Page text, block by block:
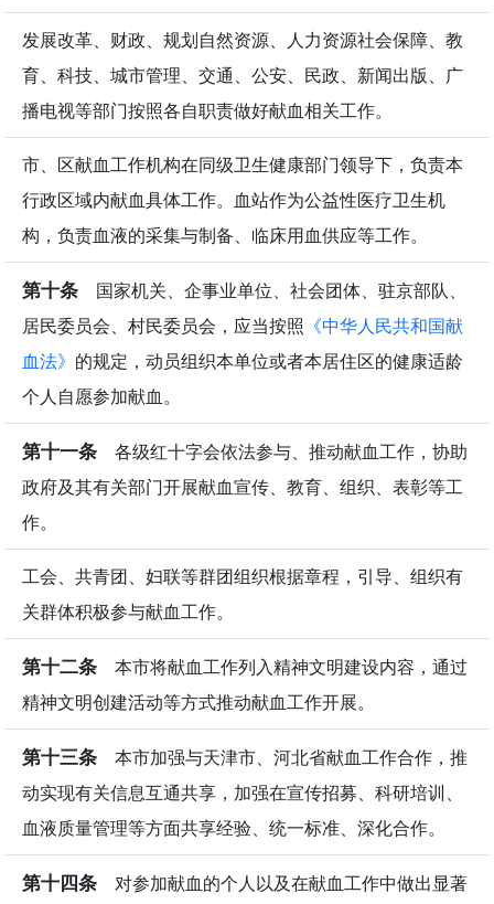
发展改革、财政、规划自然资源、人力资源社会保障、教
育、科技、城市管理、交通、公安、民政、新闻出版、广
播电视等部门按照各自职责做好献血相关工作。
市、区献血工作机构在同级卫生健康部门领导下，负责本
行政区域内献血具体工作。血站作为公益性医疗卫生机
构，负责血液的采集与制备、临床用血供应等工作。
第十条 国家机关、企事业单位、社会团体、驻京部队、
居民委员会、村民委员会，应当按照 《中华人民共和国献
血法》 的规定，动员组织本单位或者本居住区的健康适龄
个人自愿参加献血。
第十一条 各级红十字会依法参与、推动献血工作，协助
政府及其有关部门开展献血宣传、教育、组织、表彰等工
作。
工会、共青团、妇联等群团组织根据章程，引导、组织有
关群体积极参与献血工作。
第十二条 本市将献血工作列入精神文明建设内容，通过
精神文明创建活动等方式推动献血工作开展。
第十三条 本市加强与天津市、河北省献血工作合作，推
动实现有关信息互通共享，加强在宣传招募、科研培训、
血液质量管理等方面共享经验、统一标准、深化合作。
第十四条 对参加献血的个人以及在献血工作中做出显著